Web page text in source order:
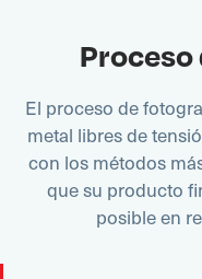
El proceso de
metal libres de
con los métodos
que su producto
posible en